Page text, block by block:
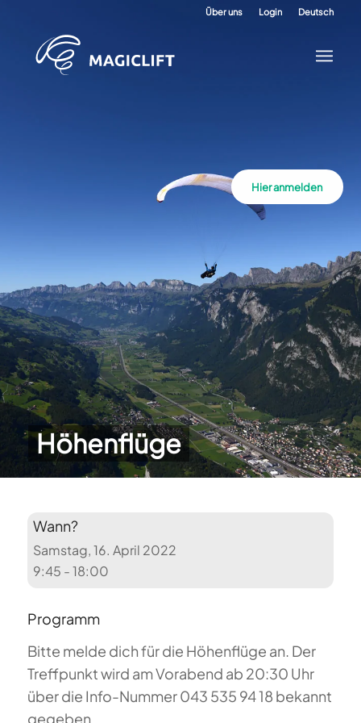
Über uns Login Deutsch
Höhenflüge
Hier anmelden
Wann?
Samstag, 16. April 2022
9:45 - 18:00
Programm
Bitte melde dich für die Höhenflüge an. Der
Treffpunkt wird am Vorabend ab 20:30 Uhr
über die Info-Nummer 043 535 94 18 bekannt
gegeben.